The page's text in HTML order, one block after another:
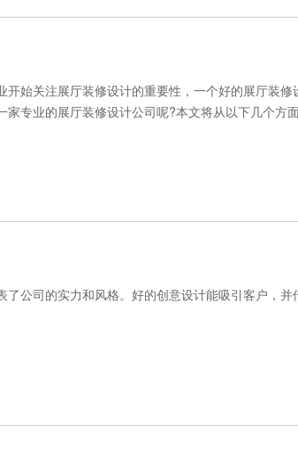
始关注展厅装修设计的重要性，一个好的展厅装修
专业的展厅装修设计公司呢?本文将从以下几个方面
公司的实力和风格。好的创意设计能吸引客户，并